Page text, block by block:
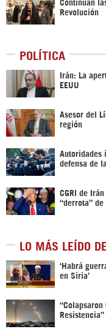
Continúan
Revolución
POLÍTICA
Irán: La
EEUU
Asesor del
región
Autoridades
defensa de
CGRI de
“derrota” de
LO MÁS LEÍDO
‎‘Habrá
en Siria’‎
Resistencia”